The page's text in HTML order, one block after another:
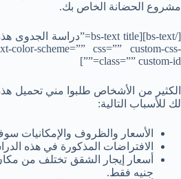
مشروع الحضانة الخاص بك.
color-scheme=”” css=”” custom-css-
class=”” custom-id=””]
الكثير من الأشخاص طلبوا مني تحميل
لك للأسباب التالية:
الأسعار والظروف
الافتراضات المذكورة في هذه
جنيه فقط.